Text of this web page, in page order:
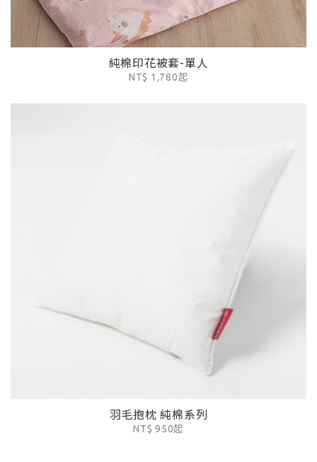
純棉印花被套-單人
NT$ 1,780起
羽毛抱枕 純棉系列
NT$ 950起